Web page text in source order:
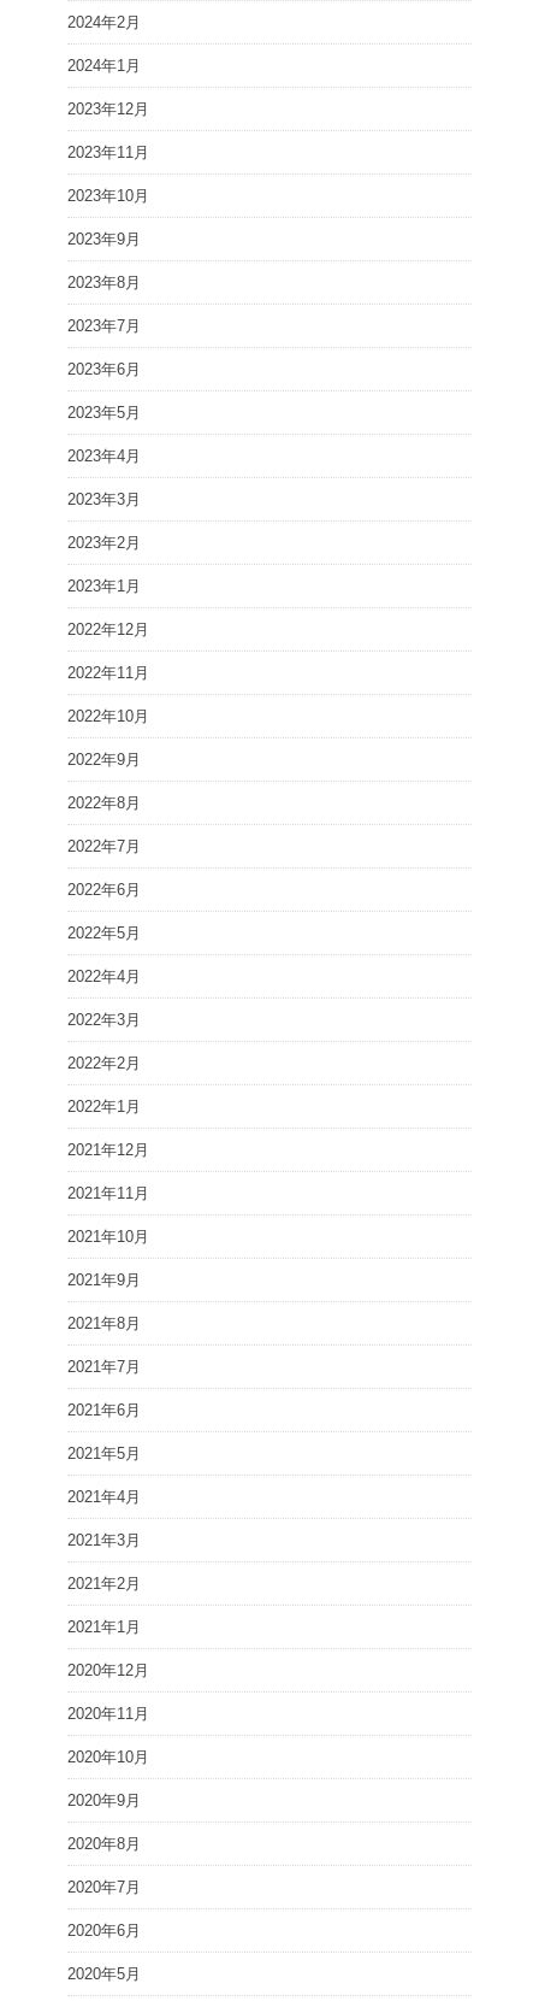
2024年2月
2024年1月
2023年12月
2023年11月
2023年10月
2023年9月
2023年8月
2023年7月
2023年6月
2023年5月
2023年4月
2023年3月
2023年2月
2023年1月
2022年12月
2022年11月
2022年10月
2022年9月
2022年8月
2022年7月
2022年6月
2022年5月
2022年4月
2022年3月
2022年2月
2022年1月
2021年12月
2021年11月
2021年10月
2021年9月
2021年8月
2021年7月
2021年6月
2021年5月
2021年4月
2021年3月
2021年2月
2021年1月
2020年12月
2020年11月
2020年10月
2020年9月
2020年8月
2020年7月
2020年6月
2020年5月